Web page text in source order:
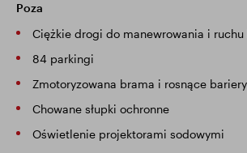
Poza
Ciężkie drogi do manewrowania i ruchu
84 parkingi
Zmotoryzowana brama i rosnące bariery
Chowane słupki ochronne
Oświetlenie projektorami sodowymi